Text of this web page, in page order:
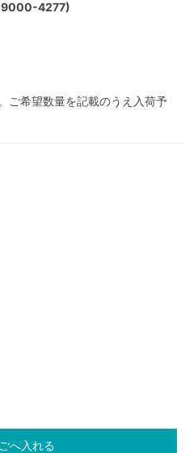
(9000-4277)
ご希望数量を記載のうえ入荷予
へ入れる